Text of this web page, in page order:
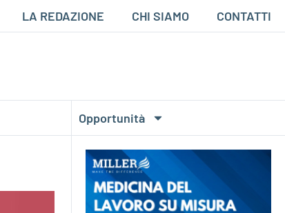
LA REDAZIONE CHI SIAMO CONTATTI
Opportunità